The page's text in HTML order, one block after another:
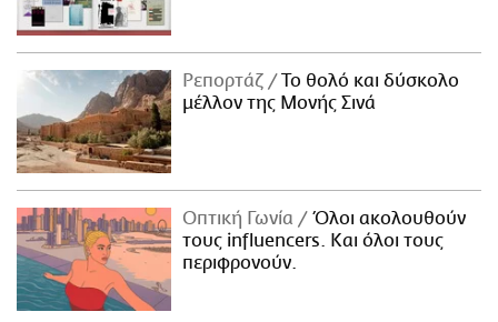
Ρεπορτάζ
Το θολό και δύσκολο
μέλλον της Μονής Σινά
Οπτική Γωνία
Όλοι ακολουθούν
τους influencers. Και όλοι τους
περιφρονούν.